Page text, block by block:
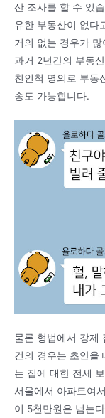
산 조사를 할 수 있
유한 부동산이 없다
거의 없는 경우가
과거 2년간의 부동
친인척 명의로 부동
송도 가능합니다.
물론 형법에서 강제
건의 경우는 초안을
는 집에 대한 전세
서울에서 아파트여
이 5천만원은 넘는